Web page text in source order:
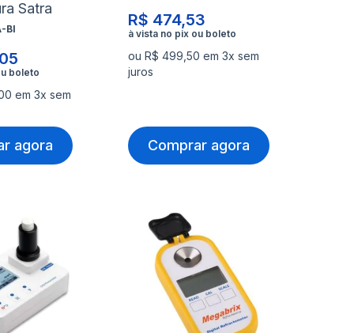
Satra
BI
em 3x sem
agora
R$ 474,53
ou R$ 499,50 em 3x sem
juros
Comprar agora
Adicionar
lista
Adicionar
para
Comparar